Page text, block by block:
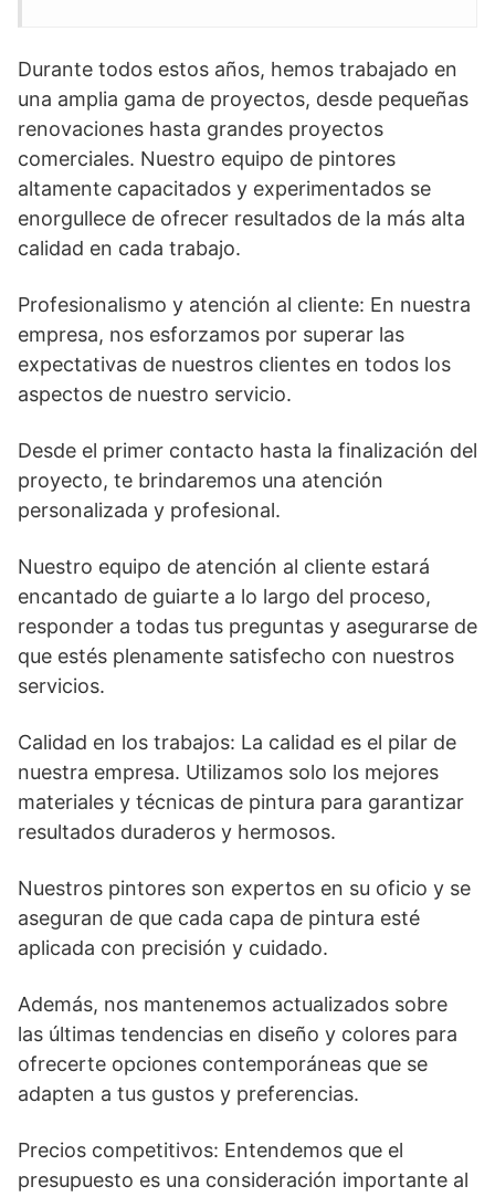
Durante todos estos años, hemos trabajado en
una amplia gama de proyectos, desde pequeñas
renovaciones hasta grandes proyectos
comerciales. Nuestro equipo de pintores
altamente capacitados y experimentados se
enorgullece de ofrecer resultados de la más alta
calidad en cada trabajo.
Profesionalismo y atención al cliente: En nuestra
empresa, nos esforzamos por superar las
expectativas de nuestros clientes en todos los
aspectos de nuestro servicio.
Desde el primer contacto hasta la finalización del
proyecto, te brindaremos una atención
personalizada y profesional.
Nuestro equipo de atención al cliente estará
encantado de guiarte a lo largo del proceso,
responder a todas tus preguntas y asegurarse de
que estés plenamente satisfecho con nuestros
servicios.
Calidad en los trabajos: La calidad es el pilar de
nuestra empresa. Utilizamos solo los mejores
materiales y técnicas de pintura para garantizar
resultados duraderos y hermosos.
Nuestros pintores son expertos en su oficio y se
aseguran de que cada capa de pintura esté
aplicada con precisión y cuidado.
Además, nos mantenemos actualizados sobre
las últimas tendencias en diseño y colores para
ofrecerte opciones contemporáneas que se
adapten a tus gustos y preferencias.
Precios competitivos: Entendemos que el
presupuesto es una consideración importante al